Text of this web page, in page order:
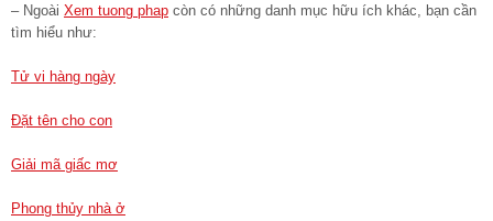
– Ngoài Xem tuong phap còn có những danh mục hữu ích khác, bạn cần
tìm hiểu như:
Tử vi hàng ngày
Đặt tên cho con
Giải mã giấc mơ
Phong thủy nhà ở